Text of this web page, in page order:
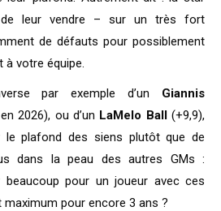
de leur vendre – sur un très fort
de défauts pour possiblement
à votre équipe.
par exemple d’un Giannis
2026), ou d’un LaMelo Ball(+9,9),
le plafond des siens plutôt que de
dans la peau des autres GMs :
beaucoup pour un joueur avec ces
pour encore 3 ans ?